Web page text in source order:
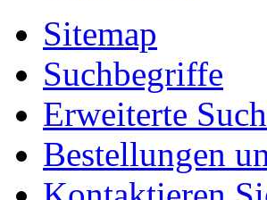
Sitemap
Suchbegriffe
Erweiterte
Bestellungen